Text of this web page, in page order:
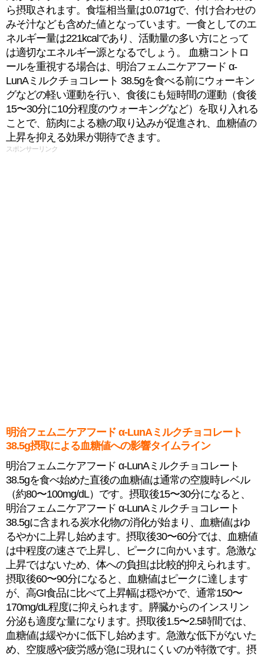
ら摂取されます。食塩相当量は0.071gで、付け合わせの
みそ汁なども含めた値となっています。一食としてのエ
ネルギー量は221kcalであり、活動量の多い方にとって
は適切なエネルギー源となるでしょう。 血糖コントロ
ールを重視する場合は、明治フェムニケアフード α-
LunAミルクチョコレート 38.5gを食べる前にウォーキン
グなどの軽い運動を行い、食後にも短時間の運動（食後
15〜30分に10分程度のウォーキングなど）を取り入れる
ことで、筋肉による糖の取り込みが促進され、血糖値の
上昇を抑える効果が期待できます。
スポンサーリンク
明治フェムニケアフード α-LunAミルクチョコレート
38.5g摂取による血糖値への影響タイムライン
明治フェムニケアフード α-LunAミルクチョコレート
38.5gを食べ始めた直後の血糖値は通常の空腹時レベル
（約80〜100mg/dL）です。摂取後15〜30分になると、
明治フェムニケアフード α-LunAミルクチョコレート
38.5gに含まれる炭水化物の消化が始まり、血糖値はゆ
るやかに上昇し始めます。摂取後30〜60分では、血糖値
は中程度の速さで上昇し、ピークに向かいます。急激な
上昇ではないため、体への負担は比較的抑えられます。
摂取後60〜90分になると、血糖値はピークに達します
が、高GI食品に比べて上昇幅は穏やかで、通常150〜
170mg/dL程度に抑えられます。膵臓からのインスリン
分泌も適度な量になります。摂取後1.5〜2.5時間では、
血糖値は緩やかに低下し始めます。急激な低下がないた
め、空腹感や疲労感が急に現れにくいのが特徴です。摂